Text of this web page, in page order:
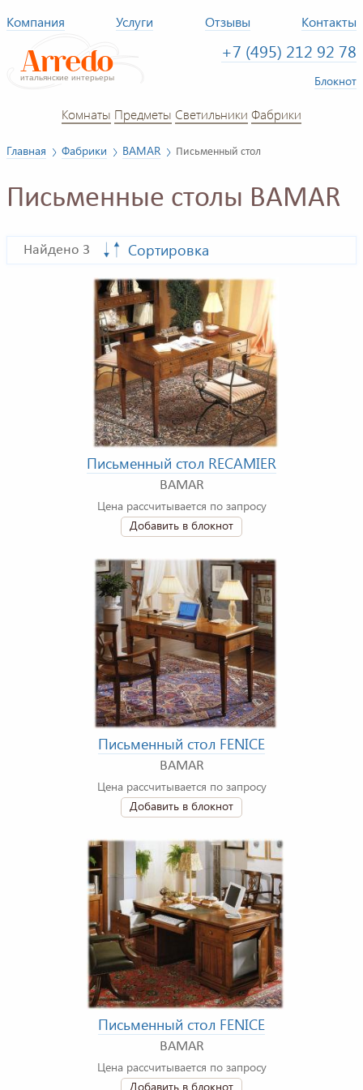
Компания Услуги Отзывы Контакты
+7 (495) 212 92 78
Блокнот
Комнаты Предметы Светильники Фабрики
Главная Фабрики BAMAR Письменный стол
Письменные столы BAMAR
Найдено 3 Сортировка
Письменный стол RECAMIER
BAMAR
Цена рассчитывается по запросу
Добавить в блокнот
Письменный стол FENICE
BAMAR
Цена рассчитывается по запросу
Добавить в блокнот
Письменный стол FENICE
BAMAR
Цена рассчитывается по запросу
Добавить в блокнот